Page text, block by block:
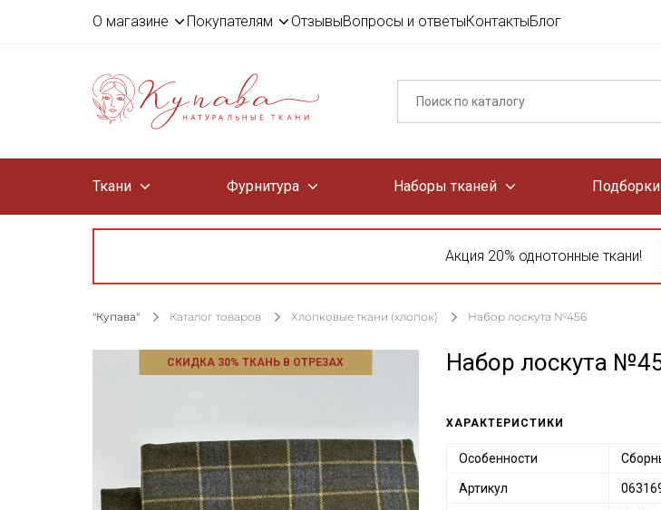
О магазине Покупателям ОтзывыВопросы и ответыКонтактыБлог
Ткани Фурнитура Наборы тканей Подборки
Акция 20% однотонные ткани!
"Купава" Каталог товаров Хлопковые ткани (хлопок) Набор лоскута №456
СКИДКА 30% ТКАНЬ В ОТРЕЗАХ Набор лоскута
ХАРАКТЕРИСТИКИ
Особенности
Артикул